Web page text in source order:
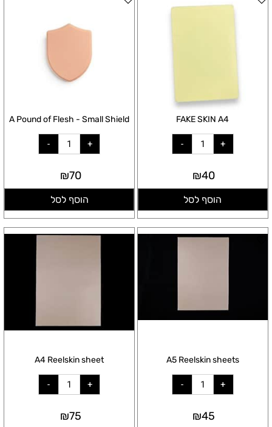
FAKE SKIN A4
₪40
הוסף לסל
A Pound of Flesh - Small Shield
₪70
הוסף לסל
A5 Reelskin sheets
₪45
A4 Reelskin sheet
₪75